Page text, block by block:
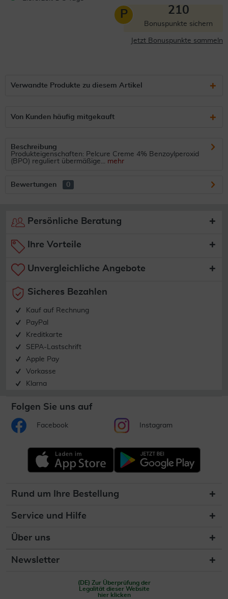
P 210
Bonuspunkte sichern
Jetzt Bonuspunkte sammeln
Verwandte Produkte zu diesem Artikel
Von Kunden häufig mitgekauft
Beschreibung
Produkteigenschaften: Pelcure Creme 4% Benzoylperoxid
(BPO) reguliert übermäßige... mehr
Bewertungen 0
Persönliche Beratung
Ihre Vorteile
Unvergleichliche Angebote
Sicheres Bezahlen
Kauf auf Rechnung
PayPal
Kreditkarte
SEPA-Lastschrift
Apple Pay
Vorkasse
Klarna
Folgen Sie uns auf
Facebook Instagram
Rund um Ihre Bestellung
Service und Hilfe
Über uns
Newsletter
(DE) Zur Überprüfung der
Legalität dieser Website
hier klicken